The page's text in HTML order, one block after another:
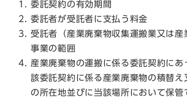
委託契約の有効期間
委託者が受託者に支払う料金
受託者（産業廃棄物収集運搬業又は産
事業の範囲
産業廃棄物の運搬に係る委託契約にあ
該委託契約に係る産業廃棄物の積替え
の所在地並びに当該場所において保管